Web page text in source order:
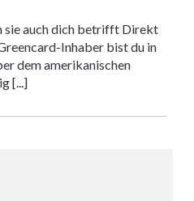
sie auch dich betrifft Direkt
Inhaber bist du in
dem amerikanischen
[...]